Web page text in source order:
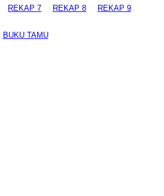
REKAP 7 REKAP 8 REKAP 9
BUKU TAMU